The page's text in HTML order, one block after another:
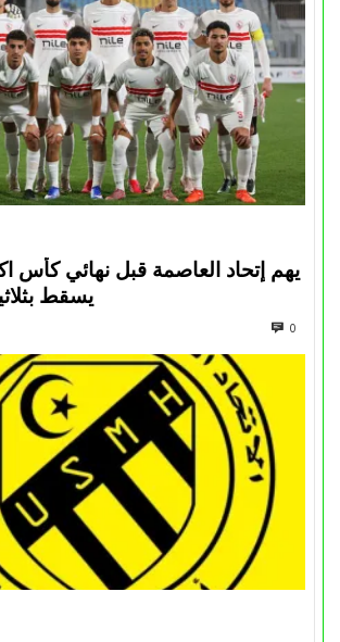
يهم إتحاد العاصمة قبل نهائي كأس
0